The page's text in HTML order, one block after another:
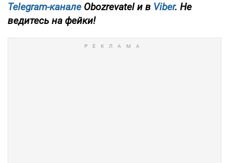
Telegram-канале Obozrevatel и в Viber. Не
ведитесь на фейки!